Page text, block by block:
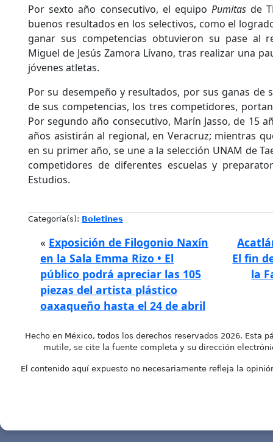
Por sexto año consecutivo, el equipoPumitas de
buenos resultados en los selectivos, como el
ganar sus competencias obtuvieron su pase al
Miguel de Jesús Zamora Lívano, tras realizar una
jóvenes atletas.
Por su desempeño y resultados, por sus ganas de
de sus competencias, los tres competidores,
Por segundo año consecutivo, Marín Jasso, de 15
años asistirán al regional, en Veracruz; mientras
en su primer año, se une a la selección UNAM de
competidores de diferentes escuelas y
Estudios.
Categoría(s): Boletines
« Exposición de Filogonio Naxín
en la Sala Emma Rizo • El
público podrá apreciar las 105
piezas del artista plástico
oaxaqueño hasta el 24 de abril
El fin
la
Hecho en México, todos los derechos reservados 2026. Esta
mutile, se cite la fuente completa y su dirección
El contenido aquí expuesto no necesariamente refleja la